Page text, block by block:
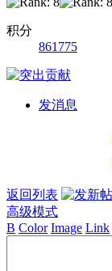
积分
861775
发消息
返回列表
高级模式
B Color Image Link